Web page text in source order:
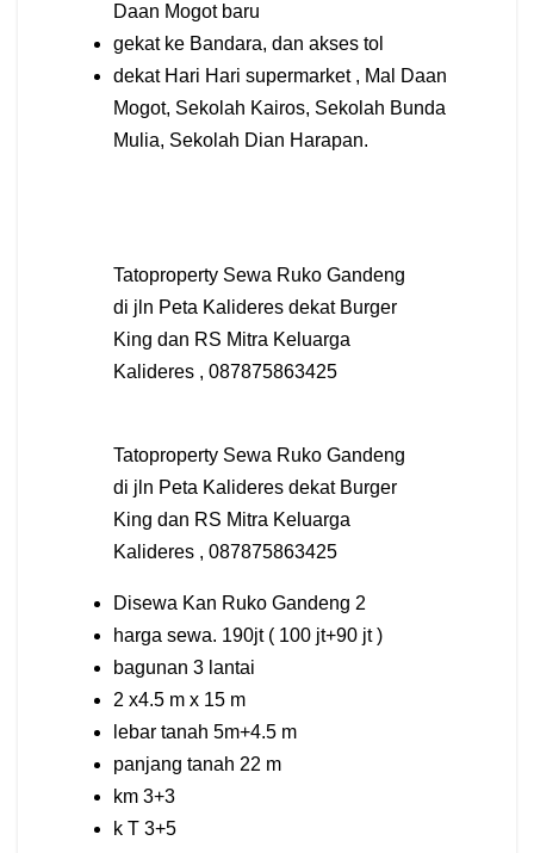
Daan Mogot baru
gekat ke Bandara, dan akses tol
dekat Hari Hari supermarket , Mal Daan
Mogot, Sekolah Kairos, Sekolah Bunda
Mulia, Sekolah Dian Harapan.
Tatoproperty Sewa Ruko Gandeng
di jln Peta Kalideres dekat Burger
King dan RS Mitra Keluarga
Kalideres , 087875863425
Tatoproperty Sewa Ruko Gandeng
di jln Peta Kalideres dekat Burger
King dan RS Mitra Keluarga
Kalideres , 087875863425
Disewa Kan Ruko Gandeng 2
harga sewa. 190jt ( 100 jt+90 jt )
bagunan 3 lantai
2 x4.5 m x 15 m
lebar tanah 5m+4.5 m
panjang tanah 22 m
km 3+3
k T 3+5